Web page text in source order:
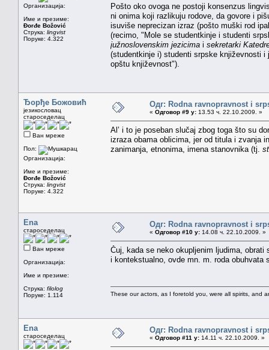
Организација:
Име и презиме:
Đorđe Božović
Струка: lingvist
Поруке: 4.322
Pošto oko ovoga ne postoji konsenzus
ni onima koji razlikuju rodove, da govore i
isuviše neprecizan izraz (pošto muški rod
(recimo, "Mole se studentkinje i studenti
južnoslovenskim jezicima i sekretarki
(studentkinje i) studenti srpske književnosti
opštu književnost").
Ђорђе Божовић
језикословац
староседелац
Ван мреже
Пол:
Организација:
Име и презиме:
Đorđe Božović
Струка: lingvist
Поруке: 4.322
Одг: Rodna ravnopravnost i
« Одговор #9 у: 13.53 ч. 22.10.2009. »
Al’ i to je poseban slučaj zbog toga što su
izraza obama oblicima, jer od titula i zvanja
zanimanja, etnonima, imena stanovnika (tj.
Ena
староседелац
Ван мреже
Организација:
Име и презиме:
Струка: filolog
Поруке: 1.114
Одг: Rodna ravnopravnost i
« Одговор #10 у: 14.08 ч. 22.10.2009. »
Čuj, kada se neko okupljenim ljudima,
i kontekstualno, ovde mn. m. roda obuhvata
These our actors, as I foretold you, were all spirits, and
Ena
староседелац
Одг: Rodna ravnopravnost i
« Одговор #11 у: 14.11 ч. 22.10.2009. »